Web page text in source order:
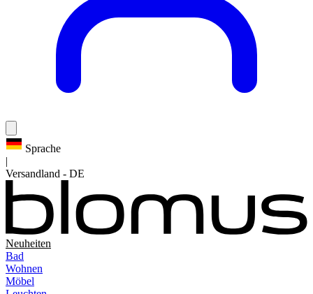
Sprache
|
Versandland - DE
Neuheiten
Bad
Wohnen
Möbel